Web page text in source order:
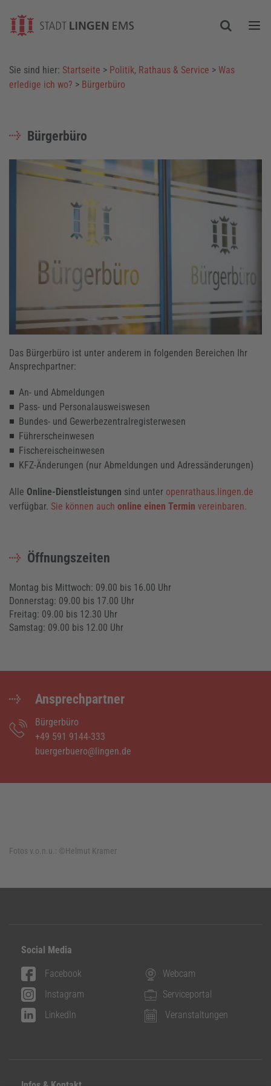
Sie sind hier: Startseite > Politik, Rathaus & Service > Was
erledige ich wo? > Bürgerbüro
Bürgerbüro
Das Bürgerbüro ist unter anderem in folgenden Bereichen Ihr
Ansprechpartner:
An- und Abmeldungen
Pass- und Personalausweiswesen
Bundes- und Gewerbezentralregisterwesen
Führerscheinwesen
Fischereischeinwesen
KFZ-Änderungen (nur Abmeldungen und Adressänderungen)
Alle Online-Dienstleistungen sind unter openrathaus.lingen.de
verfügbar. Sie können auch online einen Termin vereinbaren.
Öffnungszeiten
Montag bis Mittwoch: 09.00 bis 16.00 Uhr
Donnerstag: 09.00 bis 17.00 Uhr
Freitag: 09.00 bis 12.30 Uhr
Samstag: 09.00 bis 12.00 Uhr
Ansprechpartner
Bürgerbüro
+49 591 9144-333
buergerbuero@lingen.de
Fotos v.o.n.u.: ©Helmut Kramer
Social Media
Facebook
Instagram
LinkedIn
Webcam
Serviceportal
Veranstaltungen